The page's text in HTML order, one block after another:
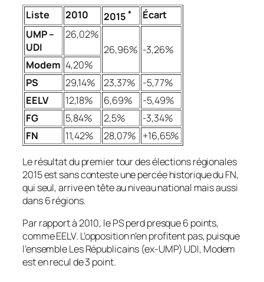
Liste 2010 2015 *
Écart
UMP –
UDI
26,02%
26,96% -3,26%
Modem 4,20%
PS
29,14% 23,37%
-5,77%
EELV
12,18% 6,69%
-5,49%
FG
5,84% 2,5%
-3,34%
FN
11,42% 28,07% +16,65%
Le résultat du premier tour des élections régionales
2015 est sans conteste une percée historique du FN,
qui seul, arrive en tête au niveau national mais aussi
dans 6 régions.
Par rapport à 2010, le PS perd presque 6 points,
comme EELV. L’opposition n’en profitent pas, puisque
l’ensemble Les Républicains (ex-UMP) UDI, Modem
est en recul de 3 point.